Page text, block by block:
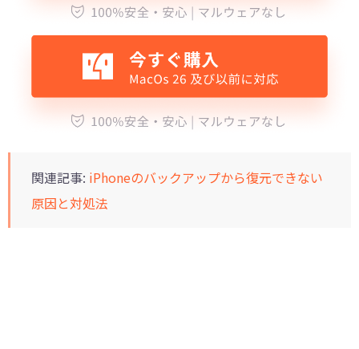
関連記事: iPhoneのバックアップから復元できない
原因と対処法